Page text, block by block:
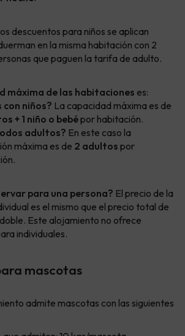
descuentos para niños se aplican
en la misma habitación con 2
que paguen la tarifa de adulto.
máxima de las habitaciones es:
con niños? La capacidad máxima es de
+ 1 niño o bebépor habitación.
adultos? En este caso la
máxima es de 2 adultos por
para una persona? El precio de la
es el mismo que el precio total de
Este alojamiento no ofrece
individuales.
mascotas
admite mascotas con las siguientes